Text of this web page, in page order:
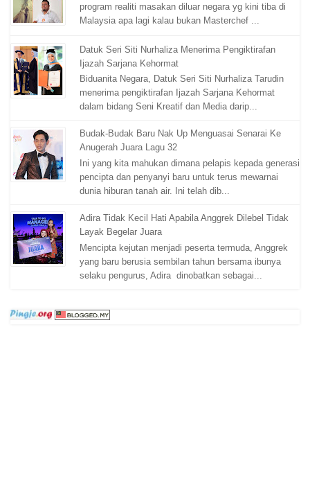
program realiti masakan diluar negara yg kini tiba di
Malaysia apa lagi kalau bukan Masterchef ...
Datuk Seri Siti Nurhaliza Menerima Pengiktirafan
Ijazah Sarjana Kehormat
Biduanita Negara, Datuk Seri Siti Nurhaliza Tarudin
menerima pengiktirafan Ijazah Sarjana Kehormat
dalam bidang Seni Kreatif dan Media darip...
Budak-Budak Baru Nak Up Menguasai Senarai Ke
Anugerah Juara Lagu 32
Ini yang kita mahukan dimana pelapis kepada generasi
pencipta dan penyanyi baru untuk terus mewarnai
dunia hiburan tanah air. Ini telah dib...
Adira Tidak Kecil Hati Apabila Anggrek Dilebel Tidak
Layak Begelar Juara
Mencipta kejutan menjadi peserta termuda, Anggrek
yang baru berusia sembilan tahun bersama ibunya
selaku pengurus, Adira dinobatkan sebagai...